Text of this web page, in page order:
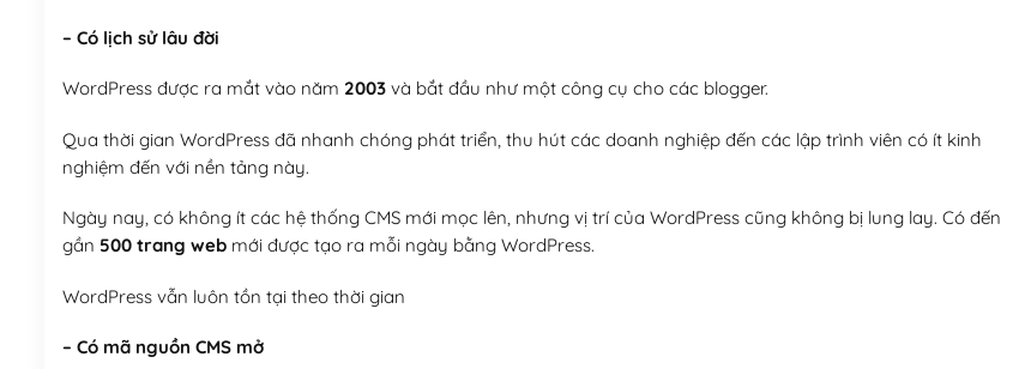
– Có lịch sử lâu đời
WordPress được ra mắt vào năm 2003và bắt đầu như một công cụ cho các blogger.
Qua thời gian WordPress đã nhanh chóng phát triển, thu hút các doanh nghiệp đến các lập trình viên có ít kinh
nghiệm đến với nền tảng này.
Ngày nay, có không ít các hệ thống CMS mới mọc lên, nhưng vị trí của WordPress cũng không bị lung lay. Có đến
gần 500 trang webmới được tạo ra mỗi ngày bằng WordPress.
WordPress vẫn luôn tồn tại theo thời gian
– Có mã nguồn CMS mở